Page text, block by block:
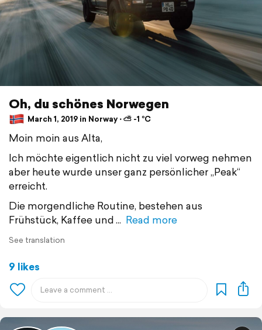
Oh, du schönes Norwegen
March 1, 2019 in Norway ⋅ ⛅ -1 °C
Moin moin aus Alta,
Ich möchte eigentlich nicht zu viel vorweg nehmen
aber heute wurde unser ganz persönlicher „Peak“
erreicht.
Die morgendliche Routine, bestehen aus
Frühstück, Kaffee und
Read more
See translation
9 likes